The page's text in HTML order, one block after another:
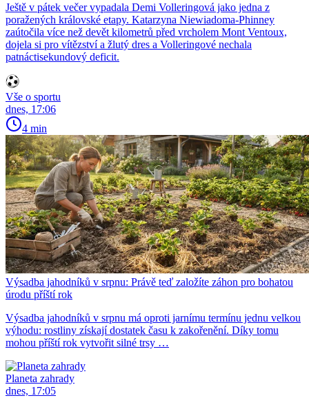
Ještě v pátek večer vypadala Demi Volleringová jako jedna z
poražených královské etapy. Katarzyna Niewiadoma-Phinney
zaútočila více než devět kilometrů před vrcholem Mont Ventoux,
dojela si pro vítězství a žlutý dres a Volleringové nechala
patnáctisekundový deficit.
Vše o sportu
dnes, 17:06
4 min
Výsadba jahodníků v srpnu: Právě teď založíte záhon pro bohatou
úrodu příští rok
Výsadba jahodníků v srpnu má oproti jarnímu termínu jednu velkou
výhodu: rostliny získají dostatek času k zakořenění. Díky tomu
mohou příští rok vytvořit silné trsy …
Planeta zahrady
dnes, 17:05